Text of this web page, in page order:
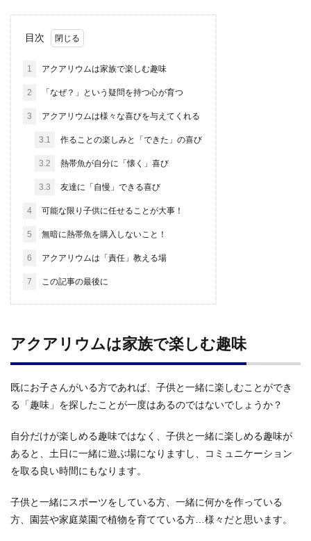
目次
1 アクアリウムは家族で楽しむ趣味
2 「なぜ？」という疑問を持つ心が育つ
3 アクアリウムは様々な喜びを与えてくれる
3.1 作ることの楽しみと「できた」の喜び
3.2 熱帯魚が自分に「懐く」喜び
3.3 友達に「自慢」できる喜び
4 可能な限り子供に任せることが大事！
5 無暗に熱帯魚を購入しないこと！
6 アクアリウムは「責任」教える場
7 この記事の最後に
アクアリウムは家族で楽しむ趣味
既にお子さんがいる方であれば、子供と一緒に楽しむことができ
る「趣味」を探したことが一度はあるのではないでしょうか？
自分だけが楽しめる趣味ではなく、子供と一緒に楽しめる趣味が
あると、土日に一緒に遊ぶ場になりますし、コミュニケーション
を取る良い時間にもなります。
子供と一緒にスポーツをしている方、一緒に何かを作っている
方、園芸や家庭菜園で植物を育てている方…様々だと思います。